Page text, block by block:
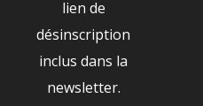
lien de
désinscription
inclus dans la
newsletter.